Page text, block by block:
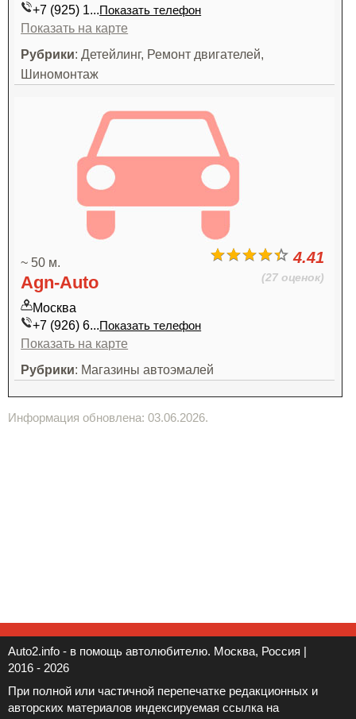
+7 (925) 1...Показать телефон
Показать на карте
Рубрики: Детейлинг, Ремонт двигателей,
Шиномонтаж
4.41
(27 оценок)
~ 50 м.
Agn-Auto
Москва
+7 (926) 6...Показать телефон
Показать на карте
Рубрики: Магазины автоэмалей
Информация обновлена: 03.06.2026.
Auto2.info - в помощь автолюбителю. Москва, Россия |
2016 - 2026
При полной или частичной перепечатке редакционных и
авторских материалов индексируемая ссылка на